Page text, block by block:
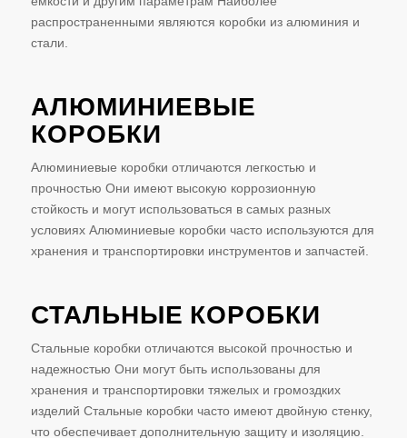
распространенными являются коробки из алюминия и
стали.
АЛЮМИНИЕВЫЕ
КОРОБКИ
Алюминиевые коробки отличаются легкостью и
прочностью Они имеют высокую коррозионную
стойкость и могут использоваться в самых разных
условиях Алюминиевые коробки часто используются для
хранения и транспортировки инструментов и запчастей.
СТАЛЬНЫЕ КОРОБКИ
Стальные коробки отличаются высокой прочностью и
надежностью Они могут быть использованы для
хранения и транспортировки тяжелых и громоздких
изделий Стальные коробки часто имеют двойную стенку,
что обеспечивает дополнительную защиту и изоляцию.